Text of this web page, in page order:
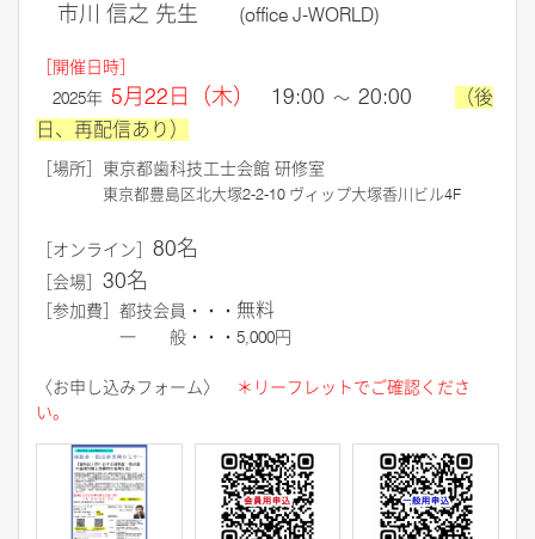
市川 信之 先生 (office J-WORLD)
［開催日時］
2025年 5月22日 （木） 19:00 ～ 20:00
（後
日、再配信あり）
［場所］東京都歯科技工士会館 研修室
東京都豊島区北大塚2-2-10 ヴィップ大塚香川ビル4F
［オンライン］ 80名
［会場］ 30名
［参加費］都技会員・・・ 無料
一 般・・・5,000円
〈お申し込みフォーム〉
＊リーフレットでご確認くださ
い。